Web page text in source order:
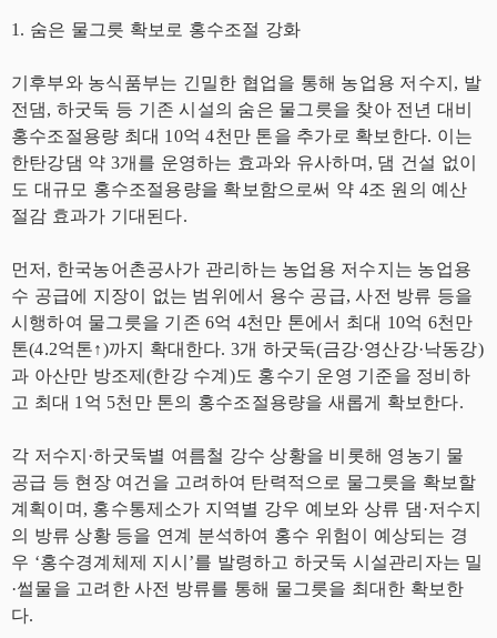
1. 숨은 물그릇 확보로 홍수조절 강화
기후부와 농식품부는 긴밀한 협업을 통해 농업용 저수지, 발
전댐, 하굿둑 등 기존 시설의 숨은 물그릇을 찾아 전년 대비
홍수조절용량 최대 10억 4천만 톤을 추가로 확보한다. 이는
한탄강댐 약 3개를 운영하는 효과와 유사하며, 댐 건설 없이
도 대규모 홍수조절용량을 확보함으로써 약 4조 원의 예산
절감 효과가 기대된다.
먼저, 한국농어촌공사가 관리하는 농업용 저수지는 농업용
수 공급에 지장이 없는 범위에서 용수 공급, 사전 방류 등을
시행하여 물그릇을 기존 6억 4천만 톤에서 최대 10억 6천만
톤(4.2억톤↑)까지 확대한다. 3개 하굿둑(금강·영산강·낙동강)
과 아산만 방조제(한강 수계)도 홍수기 운영 기준을 정비하
고 최대 1억 5천만 톤의 홍수조절용량을 새롭게 확보한다.
각 저수지·하굿둑별 여름철 강수 상황을 비롯해 영농기 물
공급 등 현장 여건을 고려하여 탄력적으로 물그릇을 확보할
계획이며, 홍수통제소가 지역별 강우 예보와 상류 댐·저수지
의 방류 상황 등을 연계 분석하여 홍수 위험이 예상되는 경
우 ‘홍수경계체제 지시’를 발령하고 하굿둑 시설관리자는 밀
·썰물을 고려한 사전 방류를 통해 물그릇을 최대한 확보한
다.